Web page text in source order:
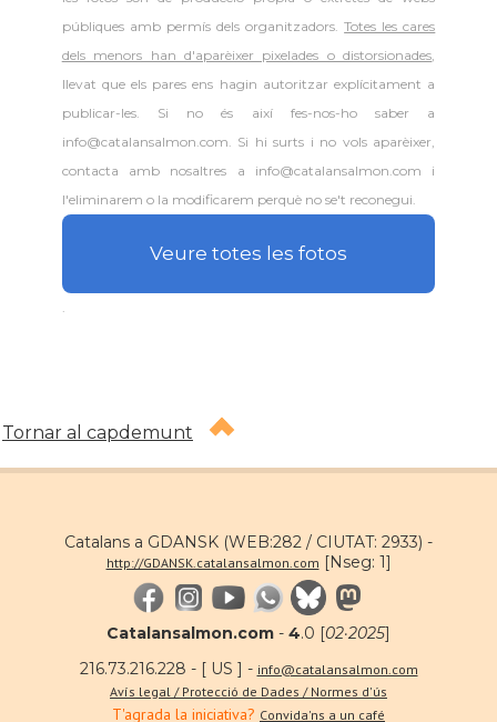
públiques amb permís dels organitzadors.Totes les cares
dels menors han d'aparèixer pixelades o distorsionades,
llevat que els pares ens hagin autoritzar explícitament a
publicar-les. Si no és així fes-nos-ho saber a
info@catalansalmon.com. Si hi surts i no vols aparèixer,
contacta amb nosaltres a info@catalansalmon.com i
l'eliminarem o la modificarem perquè no se't reconegui.
Veure totes les fotos
Tornar al capdemunt
Catalans a GDANSK (WEB:282 / CIUTAT: 2933) -
http://GDANSK.catalansalmon.com [Nseg: 1]
Catalansalmon.com - 4.0 [02·2025]
216.73.216.228 - [ US ] - info@catalansalmon.com
Avís legal / Protecció de Dades / Normes d'ús
T'agrada la iniciativa? Convida'ns a un café